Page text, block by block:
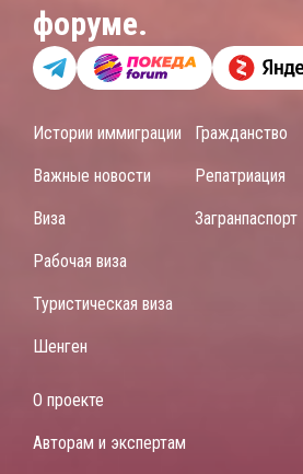
форуме.
Истории иммиграции
Важные новости
Виза
Рабочая виза
Туристическая виза
Шенген
Гражданство
Репатриация
Загранпаспорт
О проекте
Авторам и экспертам